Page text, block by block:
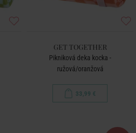
GET TOGETHER
Pikniková deka kocka -
ružová/oranžová
33,99 €